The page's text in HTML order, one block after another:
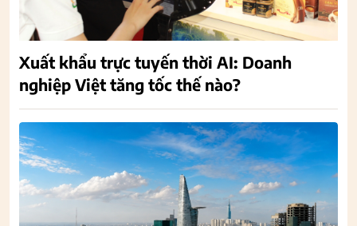
Xuất khẩu trực tuyến thời AI: Doanh
nghiệp Việt tăng tốc thế nào?